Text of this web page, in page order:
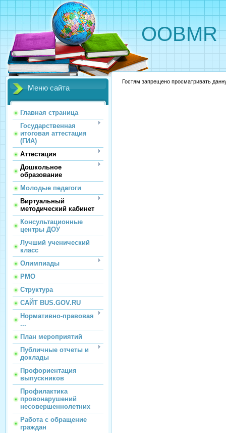
OOBMR
Меню сайта
Главная страница
Государственная
итоговая аттестация
(ГИА)
Аттестация
Дошкольное
образование
Молодые педагоги
Виртуальный
методический кабинет
Консультационные
центры ДОУ
Лучший ученический
класс
Олимпиады
РМО
Структура
САЙТ BUS.GOV.RU
Нормативно-правовая
...
План мероприятий
Публичные отчеты и
доклады
Профориентация
выпускников
Профилактика
провонарушений
несовершеннолетних
Работа с обращение
граждан
Гостям запрещено просматривать